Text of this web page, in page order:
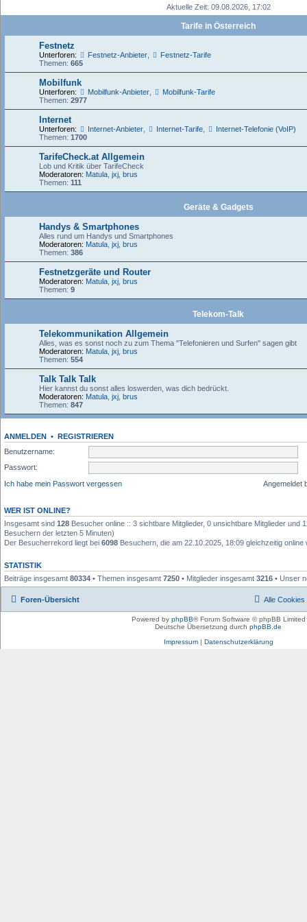
Aktuelle Zeit: 09.08.2026, 17:02
Tarife in Österreich
Festnetz
Unterforen: Festnetz-Anbieter,
Festnetz-Tarife
Themen: 665
Mobilfunk
Unterforen: Mobilfunk-Anbieter,
Mobilfunk-Tarife
Themen: 2977
Internet
Unterforen: Internet-Anbieter, Internet-Tarife,
Internet-Telefonie (VoIP)
Themen: 1700
TarifeCheck.at Allgemein
Lob und Kritik über TarifeCheck
Moderatoren: Matula jxj brus
Themen: 111
Geräte & Gadgets
Handys & Smartphones
Alles rund um Handys und Smartphones
Moderatoren: Matula jxj brus
Themen: 386
Festnetzgeräte und Router
Moderatoren: Matula jxj brus
Themen: 9
Telekom-Talk
Telekommunikation Allgemein
Alles, was es sonst noch zu zum Thema "Telefonieren und Surfen" sagen gibt
Moderatoren: Matula jxj brus
Themen: 554
Talk Talk Talk
Hier kannst du sonst alles loswerden, was dich bedrückt.
Moderatoren: Matula jxj brus
Themen: 847
ANMELDEN • REGISTRIEREN
Benutzername:
Passwort:
Ich habe mein Passwort vergessen
Angemeldet
WER IST ONLINE?
Insgesamt sind 128 Besucher online :: 3 sichtbare Mitglieder, 0 unsichtbare Mitglieder und
Besuchern der letzten 5 Minuten)
Der Besucherrekord liegt bei 6098 Besuchern, die am 22.10.2025, 18:09 gleichzeitig online
STATISTIK
Beiträge insgesamt 80334 • Themen insgesamt 7250 • Mitglieder insgesamt 3216 • Unser
Foren-Übersicht Alle Cookies
Powered by phpBB® Forum Software © phpBB Limited
Deutsche Übersetzung durch phpBB.de
Impressum| Datenschutzerklärung